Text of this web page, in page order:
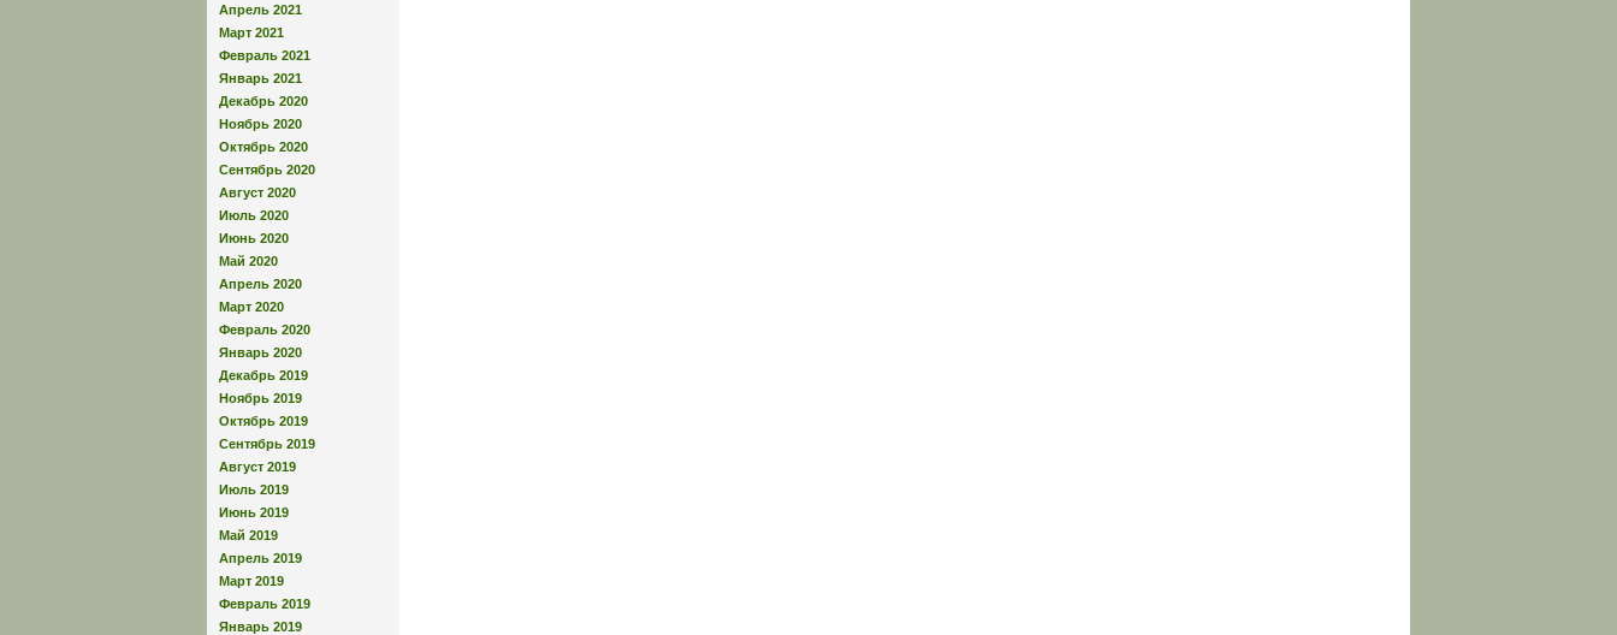
Апрель 2021
Март 2021
Февраль 2021
Январь 2021
Декабрь 2020
Ноябрь 2020
Октябрь 2020
Сентябрь 2020
Август 2020
Июль 2020
Июнь 2020
Май 2020
Апрель 2020
Март 2020
Февраль 2020
Январь 2020
Декабрь 2019
Ноябрь 2019
Октябрь 2019
Сентябрь 2019
Август 2019
Июль 2019
Июнь 2019
Май 2019
Апрель 2019
Март 2019
Февраль 2019
Январь 2019